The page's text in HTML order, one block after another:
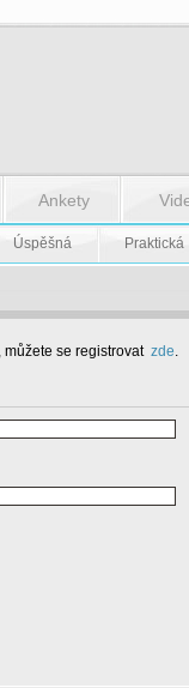
Ankety
Úspěšná Praktická
můžete se registrovat zde.